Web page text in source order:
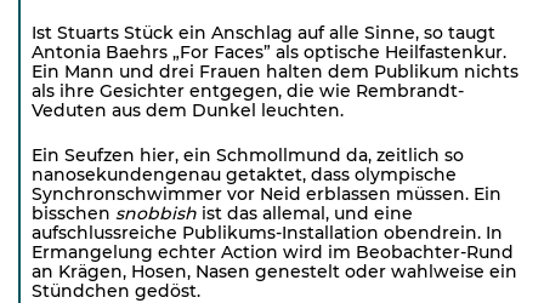
Ist Stuarts Stück ein Anschlag auf alle Sinne, so taugt
Antonia Baehrs „For Faces” als optische Heilfastenkur.
Ein Mann und drei Frauen halten dem Publikum nichts
als ihre Gesichter entgegen, die wie Rembrandt-
Veduten aus dem Dunkel leuchten.
Ein Seufzen hier, ein Schmollmund da, zeitlich so
nanosekundengenau getaktet, dass olympische
Synchronschwimmer vor Neid erblassen müssen. Ein
bisschen snobbish ist das allemal, und eine
aufschlussreiche Publikums-Installation obendrein. In
Ermangelung echter Action wird im Beobachter-Rund
an Krägen, Hosen, Nasen genestelt oder wahlweise ein
Stündchen gedöst.